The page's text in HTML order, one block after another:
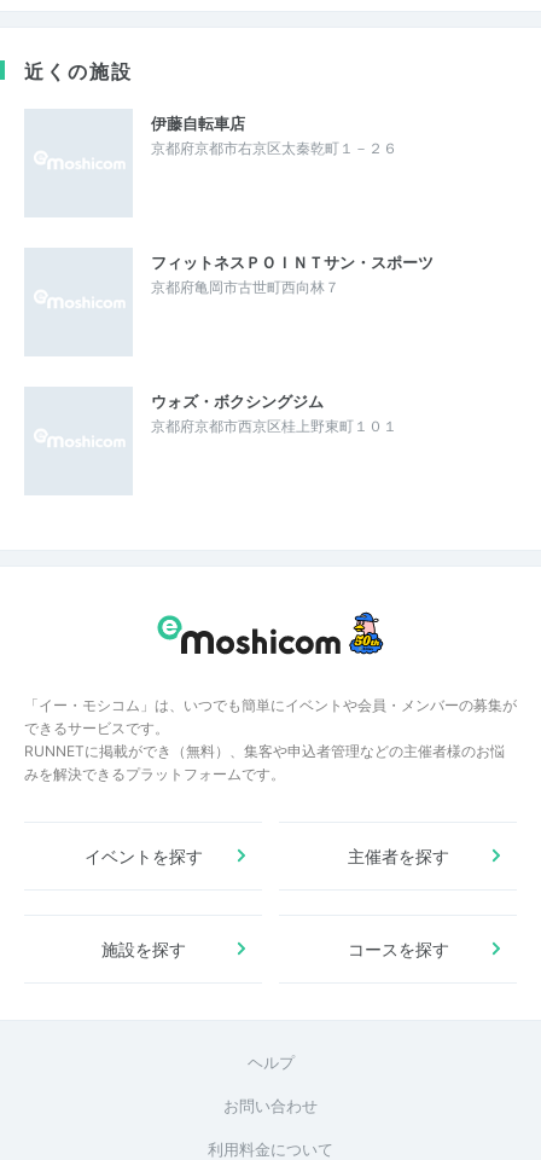
近くの施設
伊藤自転車店
京都府京都市右京区太秦乾町１－２６
フィットネスＰＯＩＮＴサン・スポーツ
京都府亀岡市古世町西向林７
ウォズ・ボクシングジム
京都府京都市西京区桂上野東町１０１
「イー・モシコム」は、いつでも簡単にイベントや会員・メンバーの募集が
できるサービスです。
RUNNETに掲載ができ（無料）、集客や申込者管理などの主催者様のお悩
みを解決できるプラットフォームです。
イベントを探す 主催者を探す
施設を探す コースを探す
ヘルプ
お問い合わせ
利用料金について